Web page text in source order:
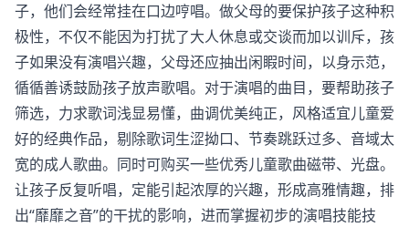
子，他们会经常挂在口边哼唱。做父母的要保护孩子这种积
极性，不仅不能因为打扰了大人休息或交谈而加以训斥，孩
子如果没有演唱兴趣，父母还应抽出闲睱时间，以身示范，
循循善诱鼓励孩子放声歌唱。对于演唱的曲目，要帮助孩子
筛选，力求歌词浅显易懂，曲调优美纯正，风格适宜儿童爱
好的经典作品，剔除歌词生涩拗口、节奏跳跃过多、音域太
宽的成人歌曲。同时可购买一些优秀儿童歌曲磁带、光盘。
让孩子反复听唱，定能引起浓厚的兴趣，形成高雅情趣，排
出“靡靡之音”的干扰的影响，进而掌握初步的演唱技能技